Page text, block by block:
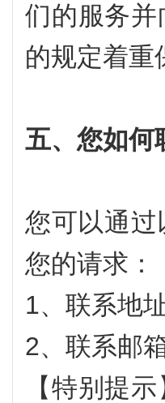
们的服务
的规定着重
五、您如何
您可以通
您的请求：
1、联系地
2、联系邮
【特别提